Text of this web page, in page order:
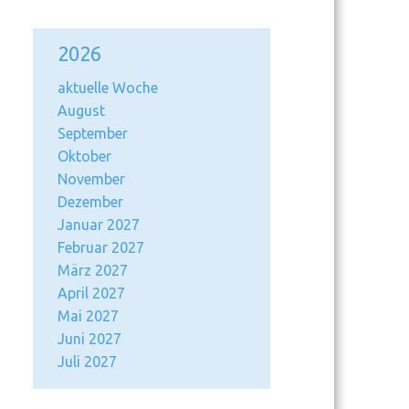
2026
aktuelle Woche
August
September
Oktober
November
Dezember
Januar 2027
Februar 2027
März 2027
April 2027
Mai 2027
Juni 2027
Juli 2027